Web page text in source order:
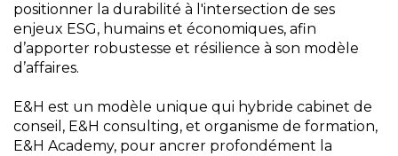
positionner la durabilité à l'intersection de ses
enjeux ESG, humains et économiques, afin
d’apporter robustesse et résilience à son modèle
d’affaires.
E&H est un modèle unique qui hybride cabinet de
conseil, E&H consulting, et organisme de formation,
E&H Academy, pour ancrer profondément la